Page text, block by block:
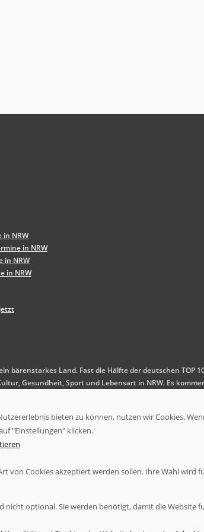
in NRW
in NRW
in NRW
in NRW
bärenstarkes Land. Fast die Hälfte der deutschen
Gesundheit, Sport und Lebensart in NRW. Es
bieten zu können, nutzen wir Cookies.
"Einstellungen" klicken.
von Cookies akzeptiert werden sollen. Ihre Wahl wird
nicht optional. Sie werden benötigt, damit die Website